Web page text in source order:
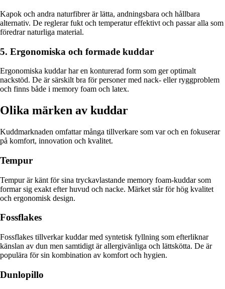
Kapok och andra naturfibrer är lätta, andningsbara och hållbara
alternativ. De reglerar fukt och temperatur effektivt och passar alla som
föredrar naturliga material.
5. Ergonomiska och formade kuddar
Ergonomiska kuddar har en konturerad form som ger optimalt
nackstöd. De är särskilt bra för personer med nack- eller ryggproblem
och finns både i memory foam och latex.
Olika märken av kuddar
Kuddmarknaden omfattar många tillverkare som var och en fokuserar
på komfort, innovation och kvalitet.
Tempur
Tempur är känt för sina tryckavlastande memory foam-kuddar som
formar sig exakt efter huvud och nacke. Märket står för hög kvalitet
och ergonomisk design.
Fossflakes
Fossflakes tillverkar kuddar med syntetisk fyllning som efterliknar
känslan av dun men samtidigt är allergivänliga och lättskötta. De är
populära för sin kombination av komfort och hygien.
Dunlopillo